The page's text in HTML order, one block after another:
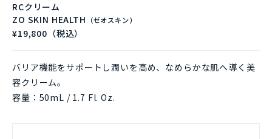
RCクリーム
ZO SKIN HEALTH
（ゼオスキン）
¥19,800（税込）
バリア機能をサポートし潤いを高め、なめらかな肌へ導く美
容クリーム。
容量：50mL / 1.7 Fl. Oz.